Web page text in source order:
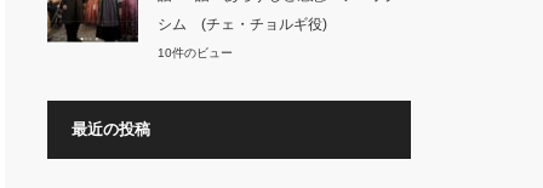
シム (チェ・チョルギ役)
10件のビュー
最近の投稿